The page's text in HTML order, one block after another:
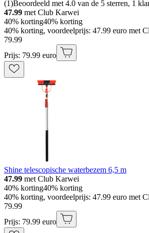
(1)Beoordeeld met 4.0 van de 5 sterren, 1
47.99 met Club Karwei
40% korting40% korting
40% korting, voordeelprijs: 47.99 euro met
79.99
Prijs: 79.99 euro
Shine telescopische waterbezem 6,5 m
47.99 met Club Karwei
40% korting40% korting
40% korting, voordeelprijs: 47.99 euro met
79.99
Prijs: 79.99 euro